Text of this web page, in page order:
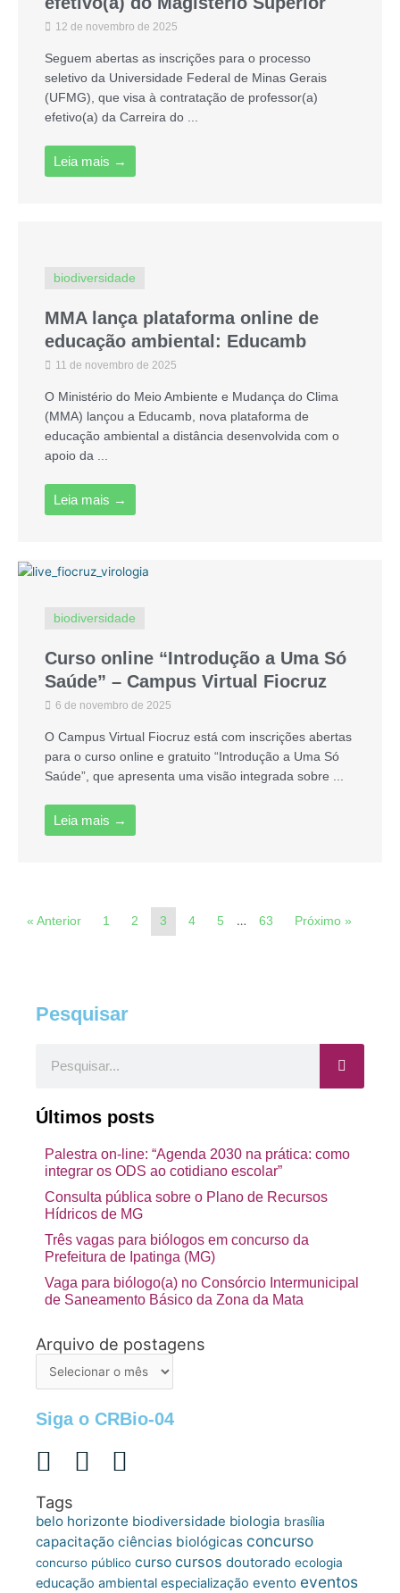
12 de novembro de 2025
Seguem abertas as inscrições para o processo
seletivo da Universidade Federal de Minas Gerais
(UFMG), que visa à contratação de professor(a)
efetivo(a) da Carreira do ...
Leia mais →
biodiversidade
MMA lança plataforma online de
educação ambiental: Educamb
11 de novembro de 2025
O Ministério do Meio Ambiente e Mudança do Clima
(MMA) lançou a Educamb, nova plataforma de
educação ambiental a distância desenvolvida com o
apoio da ...
Leia mais →
biodiversidade
Curso online “Introdução a Uma Só
Saúde” – Campus Virtual Fiocruz
6 de novembro de 2025
O Campus Virtual Fiocruz está com inscrições abertas
para o curso online e gratuito “Introdução a Uma Só
Saúde”, que apresenta uma visão integrada sobre ...
Leia mais →
« Anterior 1 2 3 4 5 … 63 Próximo »
Pesquisar
Últimos posts
Palestra on-line: “Agenda 2030 na prática: como
integrar os ODS ao cotidiano escolar”
Consulta pública sobre o Plano de Recursos
Hídricos de MG
Três vagas para biólogos em concurso da
Prefeitura de Ipatinga (MG)
Vaga para biólogo(a) no Consórcio Intermunicipal
de Saneamento Básico da Zona da Mata
Arquivo de postagens
Arquivo
Siga o CRBio-04
Tags
belo horizonte biodiversidade biologia brasília
capacitação ciências biológicas concurso
concurso público curso cursos doutorado ecologia
educação ambiental especialização evento eventos